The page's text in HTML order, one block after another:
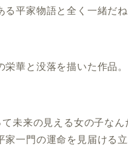
る平家物語と全く一緒だね
栄華と没落を描いた作品。
て未来の見える女の子な
家一門の運命を見届ける